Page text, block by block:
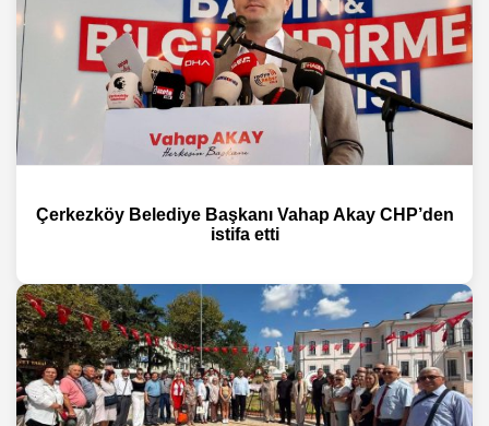
Çerkezköy Belediye Başkanı Vahap Akay CHP’den
istifa etti